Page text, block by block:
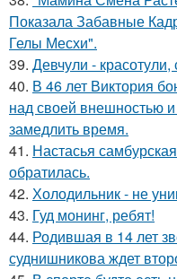
Показала Забавные
Гелы Месхи".
39. Девчули -
40. В 46 лет Виктория
над своей внешностью и
замедлить время.
41. Настасья
обратилась.
42. Холодильник - не
43. Гуд монинг, ребят!
44. Родившая в 14 лет
суднишникова ждет